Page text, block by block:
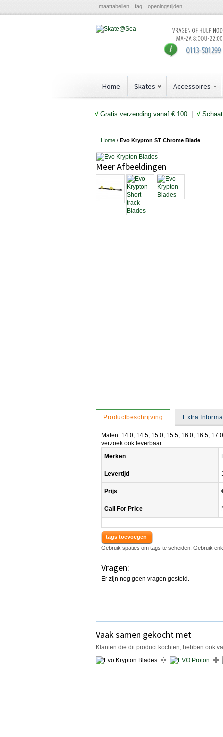
maattabellen faq openingstijden
Home Skates Accessoires
√ Gratis verzending vanaf € 100| √
Home / Evo Krypton ST Chrome Blade
Meer Afbeeldingen
Productbeschrijving Extra
Maten: 14.0, 14.5, 15.0, 15.5, 16.0, 16.5,
verzoek ook leverbaar.
Merken
Levertijd
Prijs
Call For Price
tags toevoegen
Gebruik spaties om tags te scheiden. Gebruik
Vragen:
Er zijn nog geen vragen gesteld.
Vaak samen gekocht met
Klanten die dit product kochten, hebben ook